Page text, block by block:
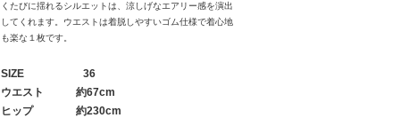
くたびに揺れるシルエットは、涼しげなエアリー感を演出
してくれます。ウエストは着脱しやすいゴム仕様で着心地
も楽な１枚です。
SIZE
36
ウエスト
約67cm
ヒップ約230cm